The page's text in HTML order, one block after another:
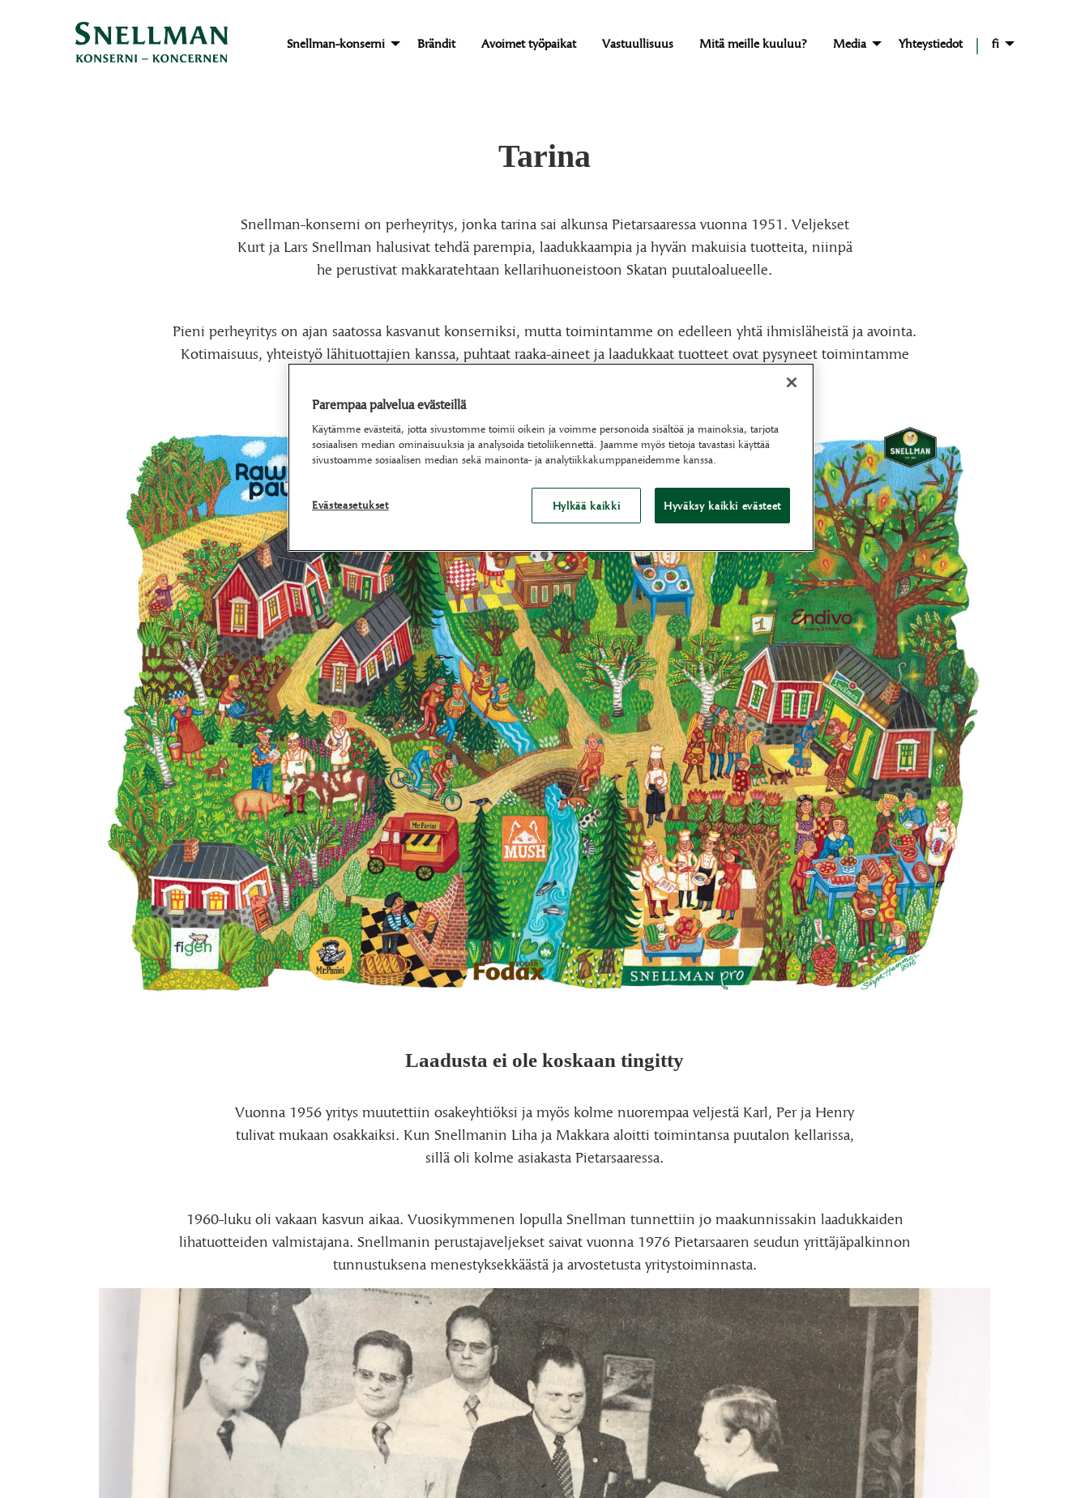
Snellman-konserni Brändit Avoimet työpaikat Vastuullisuus Mitä meille kuuluu? Media Yhteystiedot | fi
Tarina
Snellman-konserni on perheyritys, jonka tarina sai alkunsa Pietarsaaressa vuonna 1951. Veljekset
Kurt ja Lars Snellman halusivat tehdä parempia, laadukkaampia ja hyvän makuisia tuotteita, niinpä
he perustivat makkaratehtaan kellarihuoneistoon Skatan puutaloalueelle.
Pieni perheyritys on ajan saatossa kasvanut konserniksi, mutta toimintamme on edelleen yhtä ihmisläheistä ja avointa.
Kotimaisuus, yhteistyö lähituottajien kanssa, puhtaat raaka-aineet ja laadukkaat tuotteet ovat pysyneet toimintamme
Laadusta ei ole koskaan tingitty
Vuonna 1956 yritys muutettiin osakeyhtiöksi ja myös kolme nuorempaa veljestä Karl, Per ja Henry
tulivat mukaan osakkaiksi. Kun Snellmanin Liha ja Makkara aloitti toimintansa puutalon kellarissa,
sillä oli kolme asiakasta Pietarsaaressa.
1960-luku oli vakaan kasvun aikaa. Vuosikymmenen lopulla Snellman tunnettiin jo maakunnissakin laadukkaiden
lihatuotteiden valmistajana. Snellmanin perustajaveljekset saivat vuonna 1976 Pietarsaaren seudun yrittäjäpalkinnon
tunnustuksena menestyksekkäästä ja arvostetusta yritystoiminnasta.
Parempaa palvelua evästeillä
Käytämme evästeitä, jotta sivustomme toimii oikein ja voimme personoida sisältöä ja mainoksia, tarjota
sosiaalisen median ominaisuuksia ja analysoida tietoliikennettä. Jaamme myös tietoja tavastasi käyttää
sivustoamme sosiaalisen median sekä mainonta- ja analytiikkakumppaneidemme kanssa.
Evästeasetukset Hylkää kaikki Hyväksy kaikki evästeet